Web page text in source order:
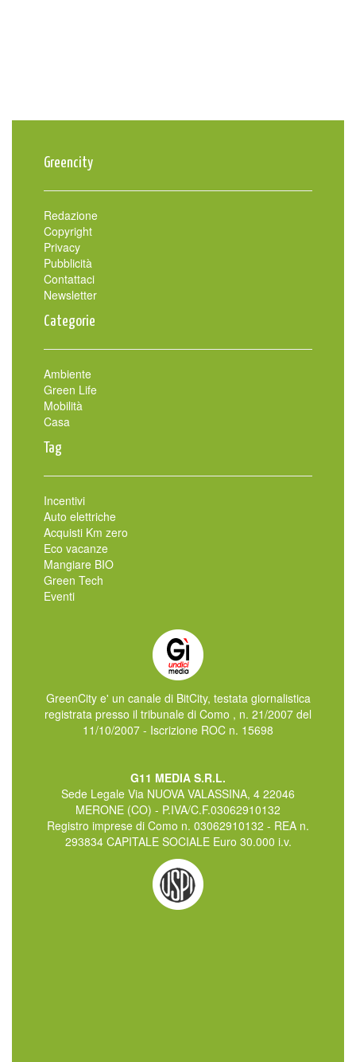
Greencity
Redazione
Copyright
Privacy
Pubblicità
Contattaci
Newsletter
Categorie
Ambiente
Green Life
Mobilità
Casa
Tag
Incentivi
Auto elettriche
Acquisti Km zero
Eco vacanze
Mangiare BIO
Green Tech
Eventi
GreenCity e' un canale di BitCity, testata giornalistica
registrata presso il tribunale di Como , n. 21/2007 del
11/10/2007 - Iscrizione ROC n. 15698
G11 MEDIA S.R.L.
Sede Legale Via NUOVA VALASSINA, 4 22046
MERONE (CO) - P.IVA/C.F.03062910132
Registro imprese di Como n. 03062910132 - REA n.
293834 CAPITALE SOCIALE Euro 30.000 i.v.